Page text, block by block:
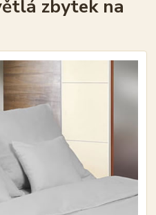
zbytek na